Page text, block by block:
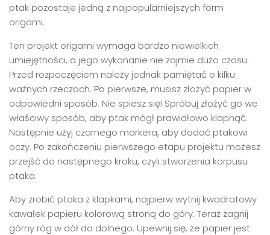
ptak pozostaje jedną z najpopularniejszych form
origami.
Ten projekt origami wymaga bardzo niewielkich
umiejętności, a jego wykonanie nie zajmie dużo czasu.
Przed rozpoczęciem należy jednak pamiętać o kilku
ważnych rzeczach. Po pierwsze, musisz złożyć papier w
odpowiedni sposób. Nie spiesz się! Spróbuj złożyć go we
właściwy sposób, aby ptak mógł prawidłowo klapnąć.
Następnie użyj czarnego markera, aby dodać ptakowi
oczy. Po zakończeniu pierwszego etapu projektu możesz
przejść do następnego kroku, czyli stworzenia korpusu
ptaka.
Aby zrobić ptaka z klapkami, najpierw wytnij kwadratowy
kawałek papieru kolorową stroną do góry. Teraz zagnij
górny róg w dół do dolnego. Upewnij się, że papier jest